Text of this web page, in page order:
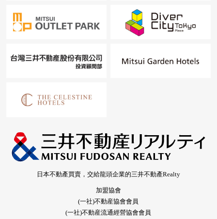
日本不動產買賣，交給龍頭企業的三井不動產Realty
加盟協會
(一社)不動産協會會員
(一社)不動産流通經營協會會員